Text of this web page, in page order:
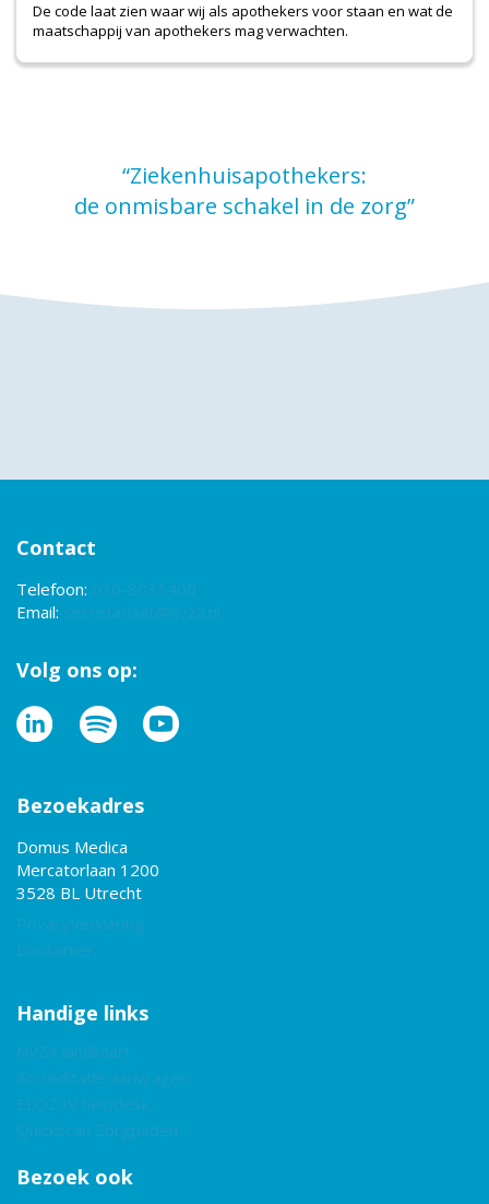
De code laat zien waar wij als apothekers voor staan en wat de
maatschappij van apothekers mag verwachten.
“Ziekenhuisapothekers:
de onmisbare schakel in de zorg”
Contact
Telefoon: 030-3035400
Email: secretariaat@nvza.nl
Volg ons op:
Bezoekadres
Domus Medica
Mercatorlaan 1200
3528 BL Utrecht
Privacyverklaring
Disclaimer
Handige links
NVZA landkaart
Accreditatie aanvragen
ELOZ IV helpdesk
Quickscan Zorgpaden
Bezoek ook